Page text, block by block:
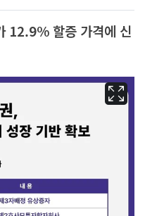
12.9% 할증 가격에 신